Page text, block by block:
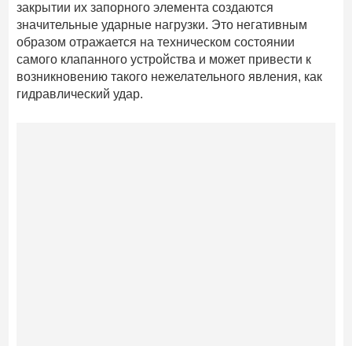
закрытии их запорного элемента создаются
значительные ударные нагрузки. Это негативным
образом отражается на техническом состоянии
самого клапанного устройства и может привести к
возникновению такого нежелательного явления, как
гидравлический удар.